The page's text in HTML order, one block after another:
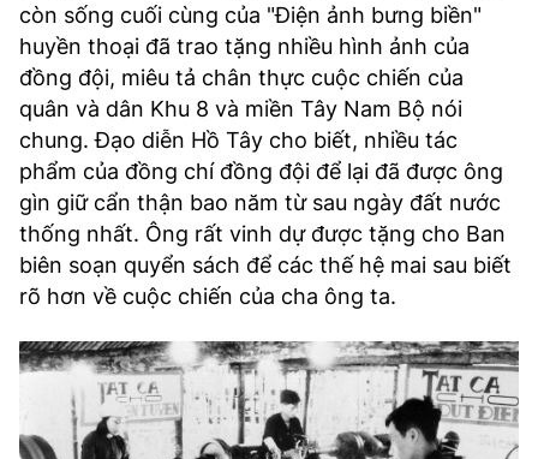
còn sống cuối cùng của "Điện ảnh bưng biền"
huyền thoại đã trao tặng nhiều hình ảnh của
đồng đội, miêu tả chân thực cuộc chiến của
quân và dân Khu 8 và miền Tây Nam Bộ nói
chung. Đạo diễn Hồ Tây cho biết, nhiều tác
phẩm của đồng chí đồng đội để lại đã được ông
gìn giữ cẩn thận bao năm từ sau ngày đất nước
thống nhất. Ông rất vinh dự được tặng cho Ban
biên soạn quyển sách để các thế hệ mai sau biết
rõ hơn về cuộc chiến của cha ông ta.